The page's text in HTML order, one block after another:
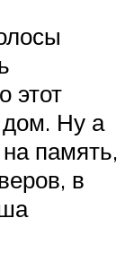
этот
дом. Ну а
память,
в